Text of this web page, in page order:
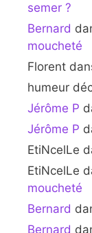
semer ?
Bernard
moucheté
Florent
humeur
Jérôme P
Jérôme P
EtiNcelLe
EtiNcelLe
moucheté
Bernard
Bernard